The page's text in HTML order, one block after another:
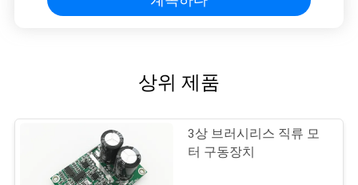
상위 제품
3상 브러시리스 직류 모
터 구동장치